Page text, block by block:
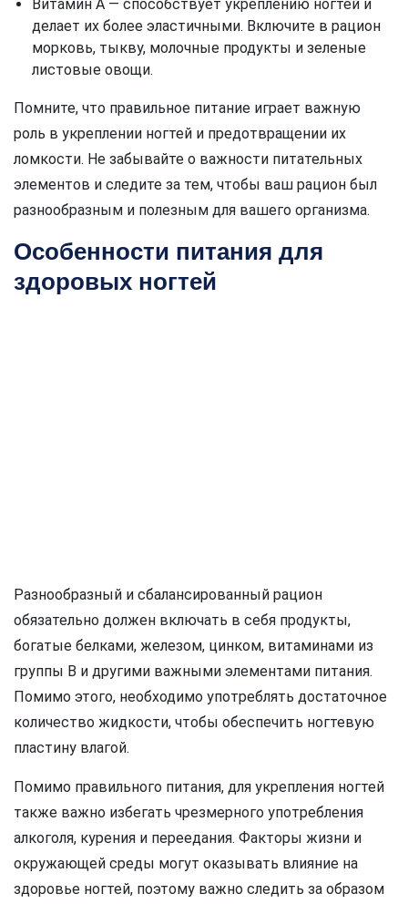
Витамин А — способствует укреплению ногтей и
делает их более эластичными. Включите в рацион
морковь, тыкву, молочные продукты и зеленые
листовые овощи.
Помните, что правильное питание играет важную
роль в укреплении ногтей и предотвращении их
ломкости. Не забывайте о важности питательных
элементов и следите за тем, чтобы ваш рацион был
разнообразным и полезным для вашего организма.
Особенности питания для
здоровых ногтей
Разнообразный и сбалансированный рацион
обязательно должен включать в себя продукты,
богатые белками, железом, цинком, витаминами из
группы В и другими важными элементами питания.
Помимо этого, необходимо употреблять достаточное
количество жидкости, чтобы обеспечить ногтевую
пластину влагой.
Помимо правильного питания, для укрепления ногтей
также важно избегать чрезмерного употребления
алкоголя, курения и переедания. Факторы жизни и
окружающей среды могут оказывать влияние на
здоровье ногтей, поэтому важно следить за образом